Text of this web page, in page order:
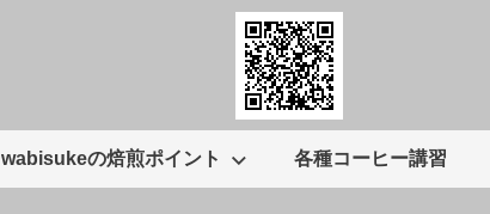
wabisukeの焙煎ポイント 各種コーヒー講習